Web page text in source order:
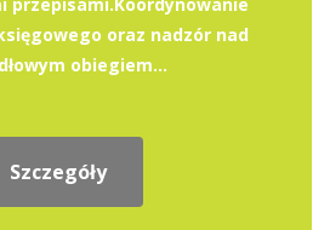
oraz nadzór nad
obiegiem...
Szczegóły